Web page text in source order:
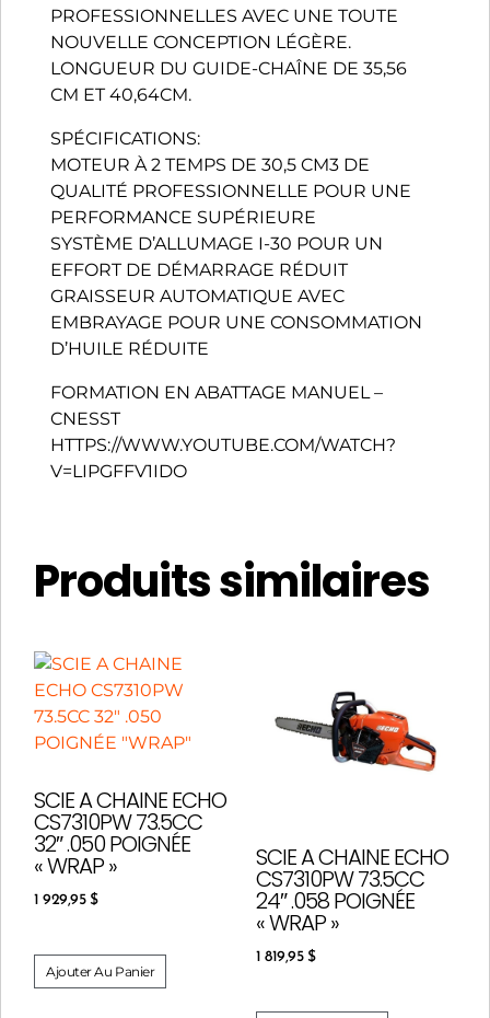
PROFESSIONNELLES AVEC UNE TOUTE
NOUVELLE CONCEPTION LÉGÈRE.
LONGUEUR DU GUIDE-CHAÎNE DE 35,56
CM ET 40,64CM.
SPÉCIFICATIONS:
MOTEUR À 2 TEMPS DE 30,5 CM3 DE
QUALITÉ PROFESSIONNELLE POUR UNE
PERFORMANCE SUPÉRIEURE
SYSTÈME D’ALLUMAGE I-30 POUR UN
EFFORT DE DÉMARRAGE RÉDUIT
GRAISSEUR AUTOMATIQUE AVEC
EMBRAYAGE POUR UNE CONSOMMATION
D’HUILE RÉDUITE
FORMATION EN ABATTAGE MANUEL –
CNESST
HTTPS://WWW.YOUTUBE.COM/WATCH?
V=LIPGFFV1IDO
Produits similaires
SCIE A CHAINE ECHO
CS7310PW 73.5CC
32″ .050 POIGNÉE
« WRAP »
1 929,95 $
Ajouter Au Panier
SCIE A CHAINE ECHO
CS7310PW 73.5CC
24″ .058 POIGNÉE
« WRAP »
1 819,95 $